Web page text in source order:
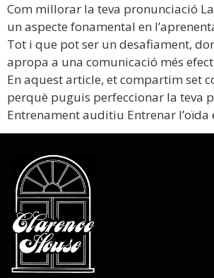
Com millorar la teva pronunciació
un aspecte fonamental en
Tot i que pot ser un desafiament,
apropa a una comunicació més
En aquest article, et compartim set
perquè puguis perfeccionar la teva
Entrenament auditiu Entrenar